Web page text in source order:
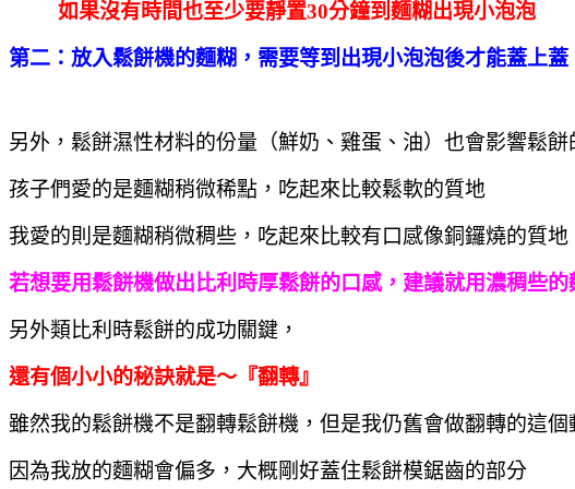
如果沒有時間也至少要靜置30分鐘到麵糊出現小泡泡
第二：放入鬆餅機的麵糊，需要等到出現小泡泡後才能蓋上蓋
另外，鬆餅濕性材料的份量（鮮奶、雞蛋、油）也會影響鬆餅
孩子們愛的是麵糊稍微稀點，吃起來比較鬆軟的質地
我愛的則是麵糊稍微稠些，吃起來比較有口感像銅鑼燒的質地
若想要用鬆餅機做出比利時厚鬆餅的口感，建議就用濃稠些的
另外類比利時鬆餅的成功關鍵，
還有個小小的秘訣就是～『翻轉』
雖然我的鬆餅機不是翻轉鬆餅機，但是我仍舊會做翻轉的這個
因為我放的麵糊會偏多，大概剛好蓋住鬆餅模鋸齒的部分